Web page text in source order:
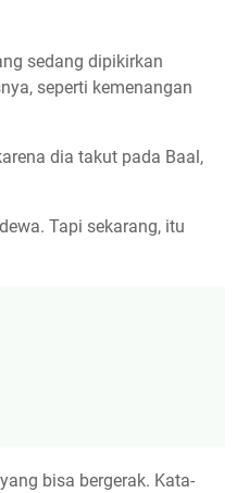
sedang dipikirkan
seperti kemenangan
dia takut pada Baal,
Tapi sekarang, itu
bisa bergerak. Kata-